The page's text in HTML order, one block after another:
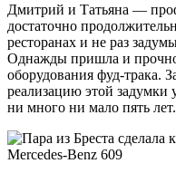
Дмитрий и Татьяна —
достаточно
ресторанах и не раз
Однажды пришла и прочно
оборудования фуд-трака.
реализацию этой
ни много ни мало пять лет.